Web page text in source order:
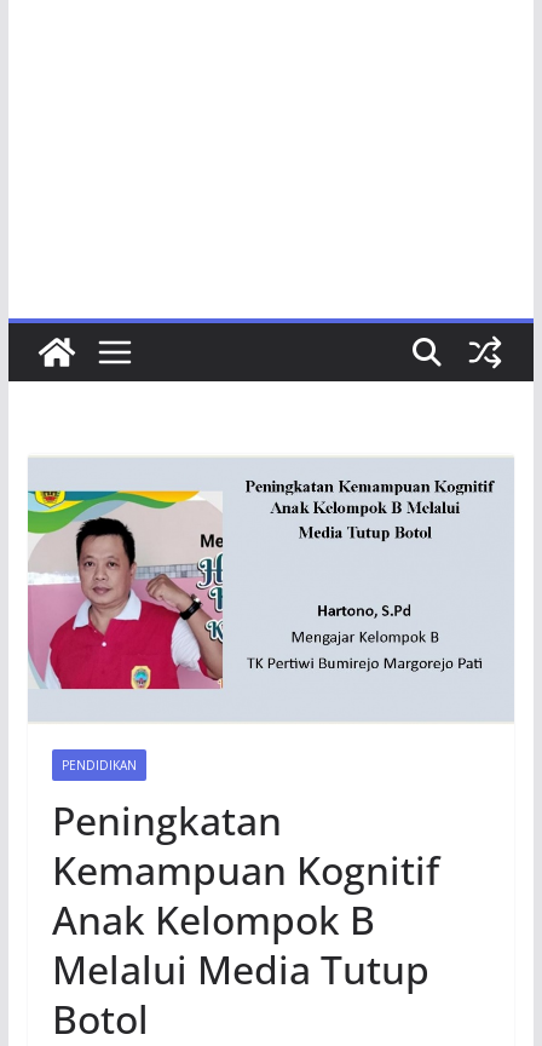
PENDIDIKAN
Peningkatan
Kemampuan Kognitif
Anak Kelompok B
Melalui Media Tutup
Botol